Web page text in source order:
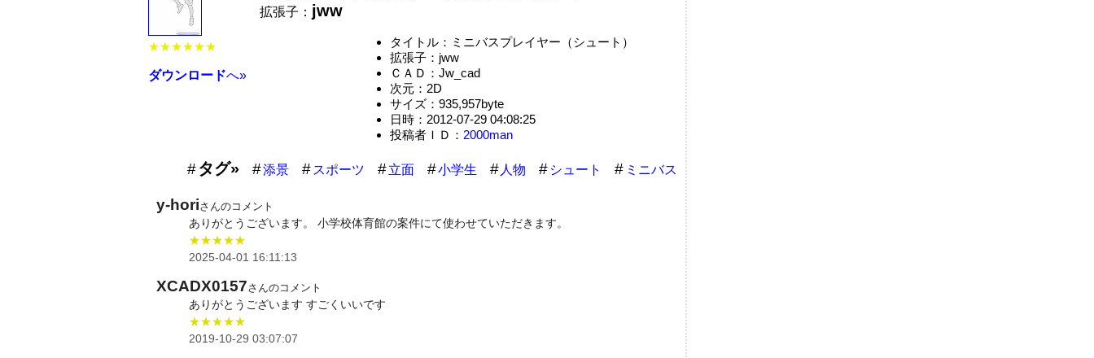
★★★★★★
ダウンロードへ»
拡張子： jww
タイトル：ミニバスプレイヤー（シュート）
拡張子：jww
ＣＡＤ：Jw_cad
次元：2D
サイズ：935,957byte
日時：2012-07-29 04:08:25
投稿者ＩＤ： 2000man
タグ» 添景 スポーツ 立面 小学生 人物 シュート ミニバス
y-horiさんのコメント
ありがとうございます。 小学校体育館の案件にて使わせていただきます。
★★★★★
2025-04-01 16:11:13
XCADX0157さんのコメント
ありがとうございます すごくいいです
★★★★★
2019-10-29 03:07:07